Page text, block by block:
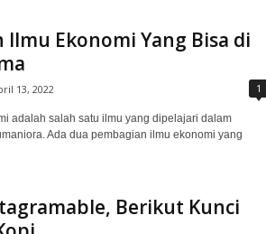
Ilmu Ekonomi Yang Bisa di
13, 2022 1
adalah salah satu ilmu yang dipelajari dalam
Ada dua pembagian ilmu ekonomi yang
Berikut Kunci